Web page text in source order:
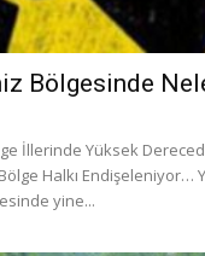
Bölgesinde
İllerinde Yüksek
Halkı
yine...